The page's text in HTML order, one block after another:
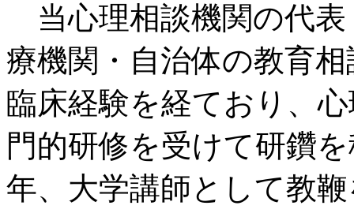
当心理相談機関の代表
療機関・自治体の教育
臨床経験を経ており、
門的研修を受けて研鑽
年、大学講師として教